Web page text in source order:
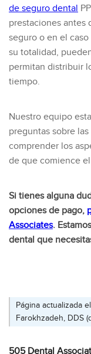
de seguro dental
prestaciones antes
seguro o en el
su totalidad,
permitan distribuir
tiempo.
Nuestro equipo
preguntas sobre
comprender los
de que comience
Si tienes alguna
opciones de pago,
Associates.
dental que
Página actualizada
Farokhzadeh, DDS (
505 Dental